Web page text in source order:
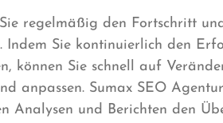
regelmäßig den Fortschritt
Indem Sie kontinuierlich den
können Sie schnell auf
anpassen. Sumax SEO
Analysen und Berichten den